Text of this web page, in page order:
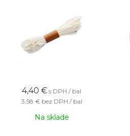
4,40 € s DPH / bal
3,58 € bez DPH / bal
Na sklade